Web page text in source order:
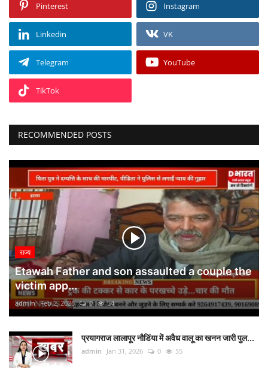
Pinterest Instagram
Linkedin VK
Telegram YouTube
TikTok
RECOMMENDED POSTS
राज्य
Etawah Father and son assaulted a couple the
victim app...
admin Feb 2, 2026 0 54
प्रयागराज लालापूर नौडिंया में अवैध वालू का खनन जारी पुल...
admin Jan 31, 2026 0 55